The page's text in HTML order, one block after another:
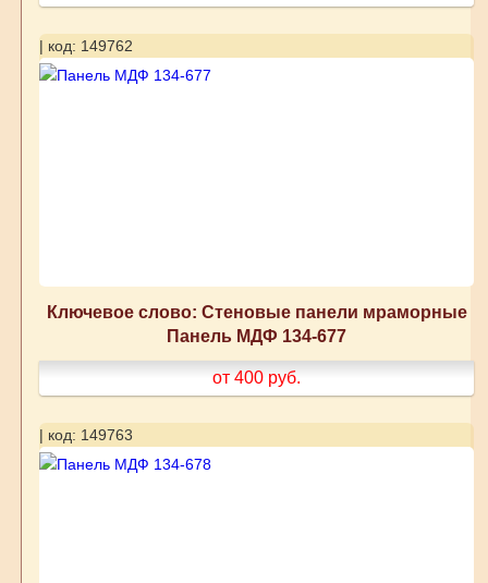
| код: 149762
Ключевое слово: Стеновые панели мраморные
Панель МДФ 134-677
от 400 руб.
| код: 149763